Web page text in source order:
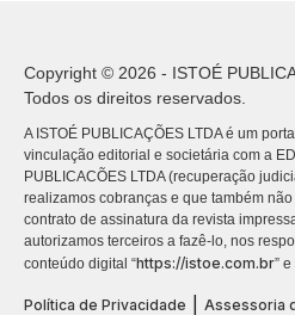
Copyright © 2026 - ISTOÉ
Todos os direitos reservados.
A ISTOÉ PUBLICAÇÕES LTDA é um
vinculação editorial e societária com a
PUBLICACÕES LTDA (recuperação
realizamos cobranças e que também
contrato de assinatura da revista
autorizamos terceiros a fazê-lo, nos
conteúdo digital “https://istoe.com.br”
Política de Privacidade
Assessoria